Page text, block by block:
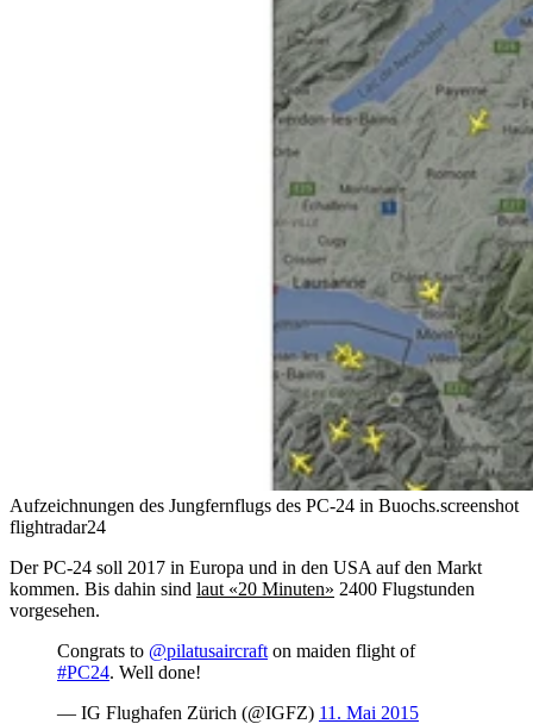
Aufzeichnungen des Jungfernflugs des PC-24 in Buochs.screenshot
flightradar24
Der PC-24 soll 2017 in Europa und in den USA auf den Markt
kommen. Bis dahin sind laut «20 Minuten» 2400 Flugstunden
vorgesehen.
Congrats to @pilatusaircraft on maiden flight of
#PC24. Well done!
— IG Flughafen Zürich (@IGFZ) 11. Mai 2015